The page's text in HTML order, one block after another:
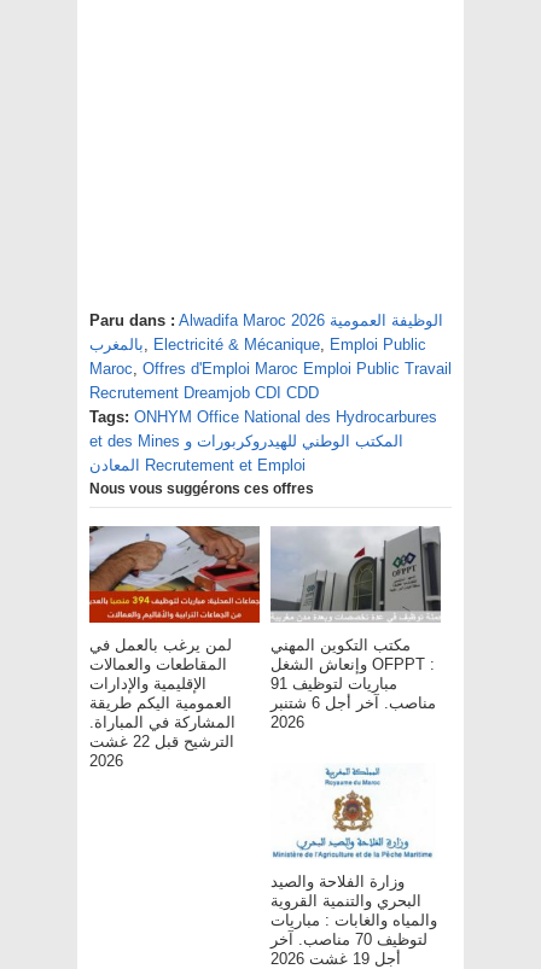
Paru dans : Alwadifa Maroc 2026 الوظيفة العمومية
بالمغرب, Electricité & Mécanique, Emploi Public
Maroc, Offres d'Emploi Maroc Emploi Public Travail
Recrutement Dreamjob CDI CDD
Tags: ONHYM Office National des Hydrocarbures
et des Mines المكتب الوطني للهيدروكربورات و
المعادن Recrutement et Emploi
Nous vous suggérons ces offres
لمن يرغب بالعمل في
المقاطعات والعمالات
الإقليمية والإدارات
العمومية اليكم طريقة
المشاركة في المباراة.
الترشيح قبل 22 غشت
2026
مكتب التكوين المهني
وإنعاش الشغل OFPPT :
مباريات لتوظيف 91
مناصب. آخر أجل 6 شتنبر
2026
وزارة الفلاحة والصيد
البحري والتنمية القروية
والمياه والغابات : مباريات
لتوظيف 70 مناصب. آخر
أجل 19 غشت 2026